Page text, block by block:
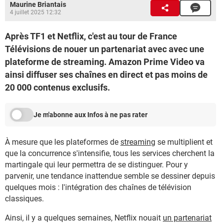
Maurine Briantais
4 juillet 2025 12:32
Après TF1 et Netflix, c'est au tour de France
Télévisions de nouer un partenariat avec avec une
plateforme de streaming. Amazon Prime Video va
ainsi diffuser ses chaînes en direct et pas moins de
20 000 contenus exclusifs.
Je m'abonne aux Infos à ne pas rater
À mesure que les plateformes de streaming se multiplient et
que la concurrence s'intensifie, tous les services cherchent la
martingale qui leur permettra de se distinguer. Pour y
parvenir, une tendance inattendue semble se dessiner depuis
quelques mois : l'intégration des chaînes de télévision
classiques.
Ainsi, il y a quelques semaines, Netflix nouait un partenariat